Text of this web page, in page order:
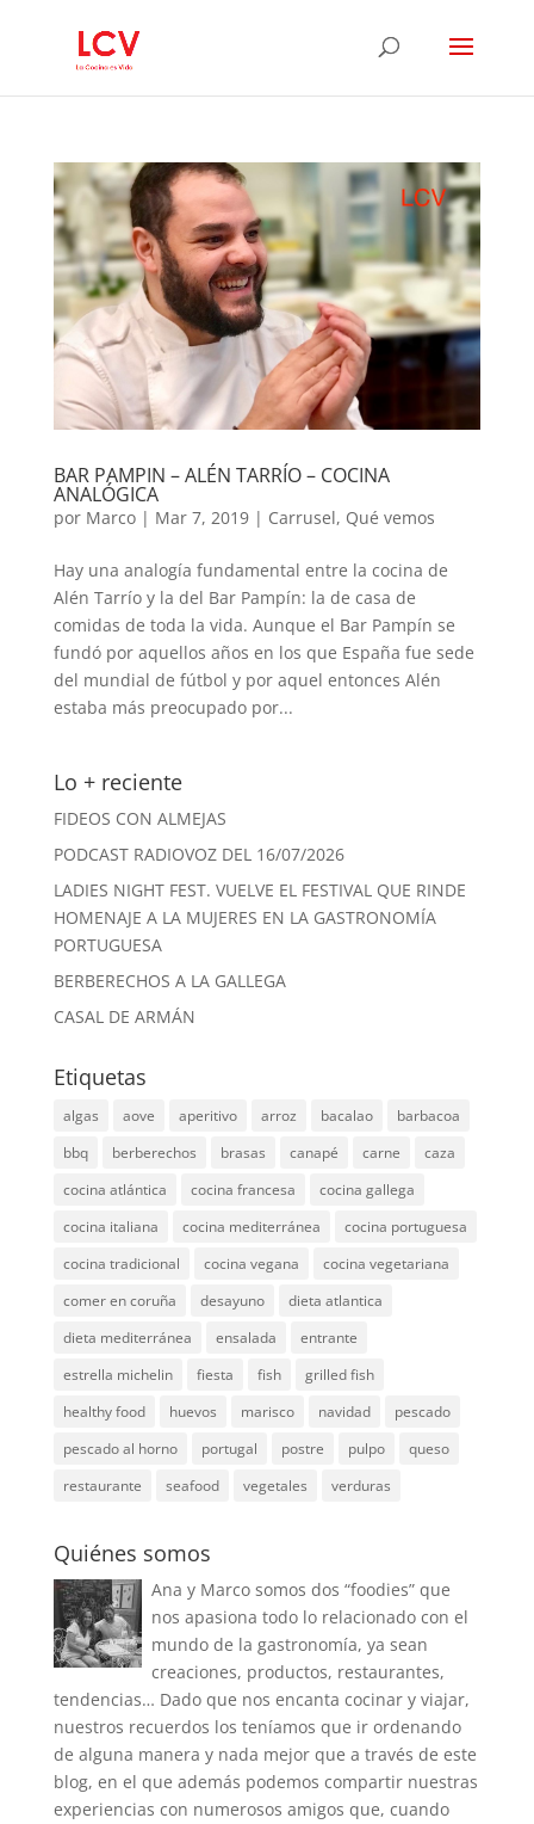
BAR PAMPIN – ALÉN TARRÍO – COCINA
ANALÓGICA
por Marco| Mar 7, 2019| Carrusel, Qué vemos
Hay una analogía fundamental entre la cocina de
Alén Tarrío y la del Bar Pampín: la de casa de
comidas de toda la vida. Aunque el Bar Pampín se
fundó por aquellos años en los que España fue sede
del mundial de fútbol y por aquel entonces Alén
estaba más preocupado por...
Lo + reciente
FIDEOS CON ALMEJAS
PODCAST RADIOVOZ DEL 16/07/2026
LADIES NIGHT FEST. VUELVE EL FESTIVAL QUE RINDE
HOMENAJE A LA MUJERES EN LA GASTRONOMÍA
PORTUGUESA
BERBERECHOS A LA GALLEGA
CASAL DE ARMÁN
Etiquetas
algas aove aperitivo arroz bacalao
barbacoa
bbq
berberechos brasas canapé carne
caza
cocina atlántica
cocina francesa
cocina gallega
cocina italiana
cocina mediterránea
cocina portuguesa
cocina tradicional
cocina vegana
cocina vegetariana
comer en coruña
desayuno
dieta atlantica
dieta mediterránea
ensalada
entrante
estrella michelin
fiesta fish
grilled fish
healthy food
huevos marisco navidad
pescado
pescado al horno
portugal postre pulpo
queso
restaurante
seafood vegetales verduras
Quiénes somos
Ana y Marco somos dos “foodies” que
nos apasiona todo lo relacionado con el
mundo de la gastronomía, ya sean
creaciones, productos, restaurantes,
tendencias… Dado que nos encanta cocinar y viajar,
nuestros recuerdos los teníamos que ir ordenando
de alguna manera y nada mejor que a través de este
blog, en el que además podemos compartir nuestras
experiencias con numerosos amigos que, cuando